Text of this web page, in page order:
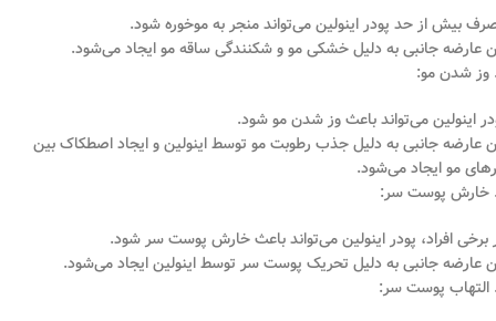
بیش از حد پودر اینولین می‌تواند منجر به موخوره شود.
عارضه جانبی به دلیل خشکی مو و شکنندگی ساقه مو ایجاد می‌شود.
اینولین می‌تواند باعث وز شدن مو شود.
عارضه جانبی به دلیل جذب رطوبت مو توسط اینولین و ایجاد اصطکاک بین
مو ایجاد می‌شود.
برخی افراد، پودر اینولین می‌تواند باعث خارش پوست سر شود.
عارضه جانبی به دلیل تحریک پوست سر توسط اینولین ایجاد می‌شود.